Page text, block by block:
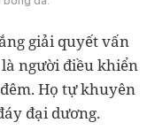
giải quyết vấn
là người điều khiển
Họ tự khuyên
đại dương.